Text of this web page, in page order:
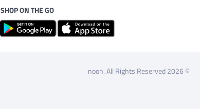
SHOP ON THE GO
© 2026 noon. All Rights Reserved